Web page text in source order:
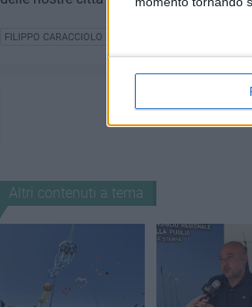
FILIPPO CARACCIOLO
Altri contenuti a tema